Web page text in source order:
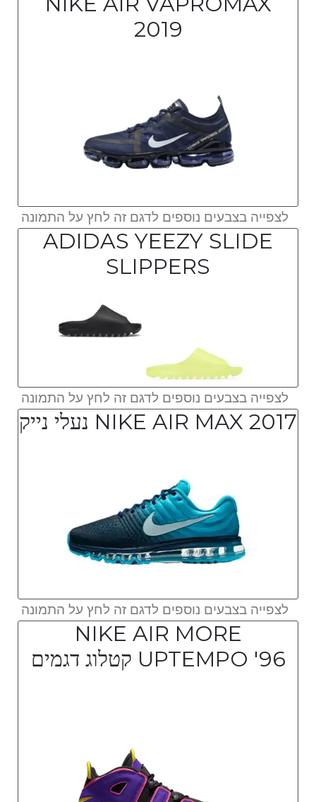
2019
לצפייה בצבעים נוספים לדגם זה לחץ על התמונה
ADIDAS YEEZY SLIDE
SLIPPERS
לצפייה בצבעים נוספים לדגם זה לחץ על התמונה
NIKE AIR MAX 2017 נעלי נייק
לצפייה בצבעים נוספים לדגם זה לחץ על התמונה
NIKE AIR MORE
UPTEMPO '96 קטלוג דגמים